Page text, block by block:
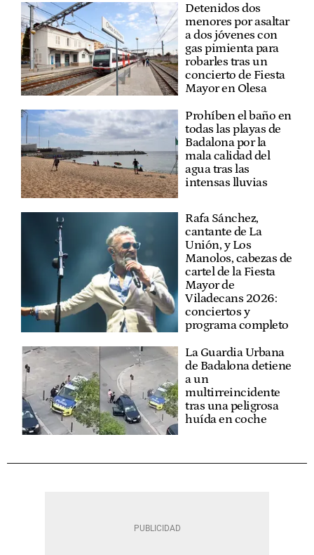
Detenidos dos
menores por asaltar
a dos jóvenes con
gas pimienta para
robarles tras un
concierto de Fiesta
Mayor en Olesa
Prohíben el baño en
todas las playas de
Badalona por la
mala calidad del
agua tras las
intensas lluvias
Rafa Sánchez,
cantante de La
Unión, y Los
Manolos, cabezas de
cartel de la Fiesta
Mayor de
Viladecans 2026:
conciertos y
programa completo
La Guardia Urbana
de Badalona detiene
a un
multirreincidente
tras una peligrosa
huída en coche